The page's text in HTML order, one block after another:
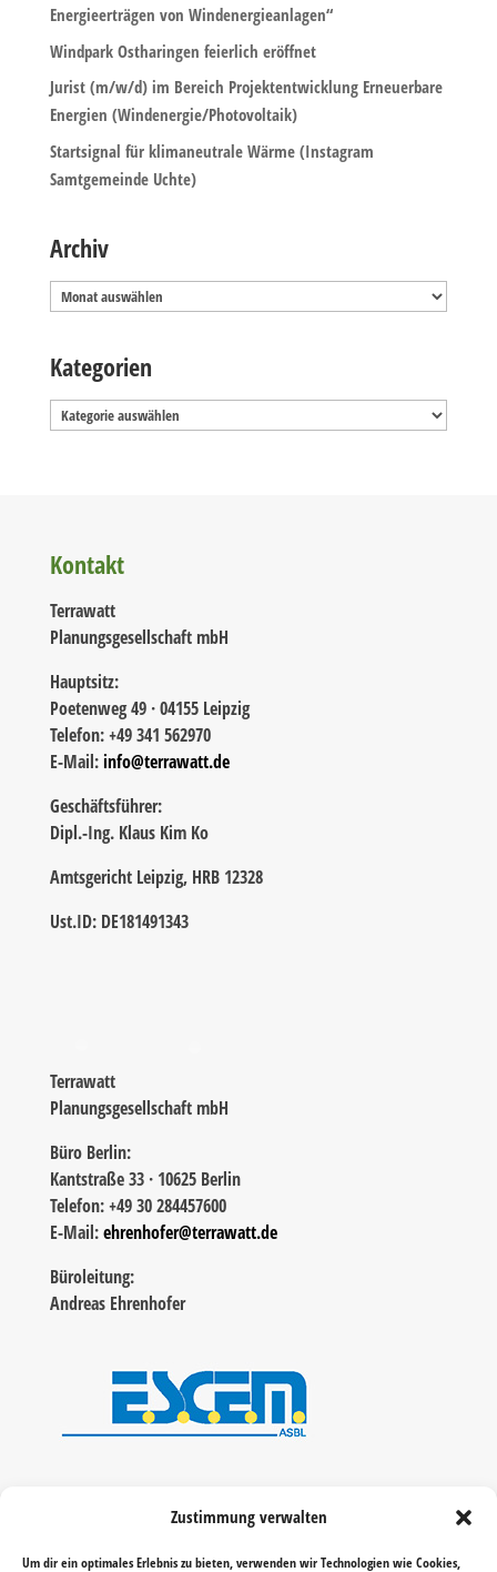
Zustimmung verwalten
Um dir ein optimales Erlebnis zu bieten, verwenden wir Technologien wie Cookies,
Energieerträgen von Windenergieanlagen“
Windpark Ostharingen feierlich eröffnet
Jurist (m/w/d) im Bereich Projektentwicklung Erneuerbare
Energien (Windenergie/Photovoltaik)
Startsignal für klimaneutrale Wärme (Instagram
Samtgemeinde Uchte)
Archiv
Archiv
Kategorien
Kategorien
Kontakt
Terrawatt
Planungsgesellschaft mbH
Hauptsitz:
Poetenweg 49 · 04155 Leipzig
Telefon: +49 341 562970
E-Mail:info@terrawatt.de
Geschäftsführer:
Dipl.-Ing. Klaus Kim Ko
Amtsgericht Leipzig, HRB 12328
Ust.ID: DE181491343
Terrawatt
Planungsgesellschaft mbH
Büro Berlin:
Kantstraße 33 · 10625 Berlin
Telefon: +49 30 284457600
E-Mail:ehrenhofer@terrawatt.de
Büroleitung:
Andreas Ehrenhofer